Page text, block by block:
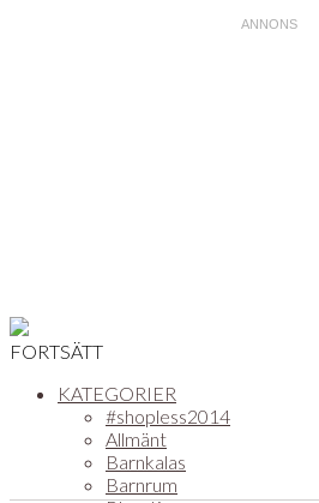
FORTSÄTT
KATEGORIER
#shopless2014
Allmänt
Barnkalas
Barnrum